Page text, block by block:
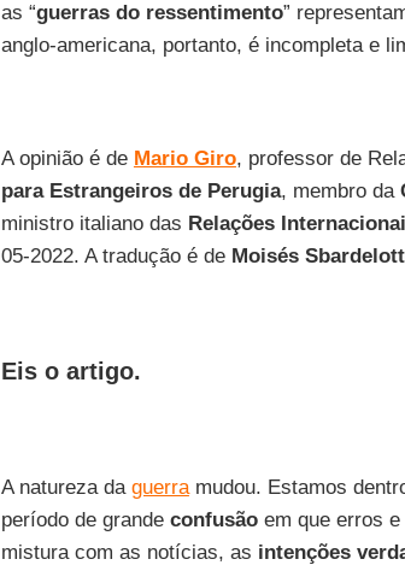
as “guerras do ressentimento”
anglo-americana, portanto, é incompleta e
A opinião é de Mario Giro, professor de
para Estrangeiros de Perugia, membro da
ministro italiano das Relações
05-2022. A tradução é de Moisés
Eis o artigo.
A natureza da guerramudou. Estamos
período de grande confusãoem que erros e
mistura com as notícias, as intenções